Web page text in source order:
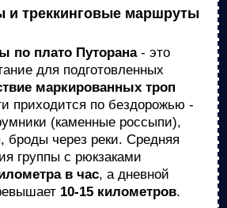
и треккинговые маршруты
по плато Путорана- это
для подготовленных
маркированных троп
приходится по бездорожью -
(каменные россыпи),
броды через реки. Средняя
группы с рюкзаками
в час, а дневной
10-15 километров.